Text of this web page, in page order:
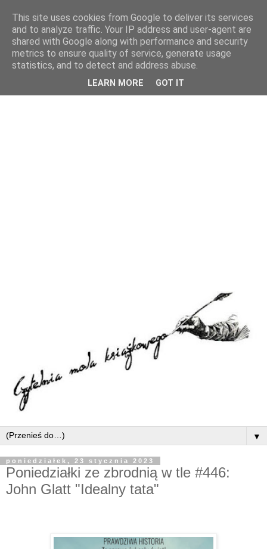
▼
poniedziałek, 23 stycznia 2023
Poniedziałki ze zbrodnią w tle #446:
John Glatt "Idealny tata"
This site uses cookies from Google to deliver its services
and to analyze traffic. Your IP address and user-agent are
shared with Google along with performance and security
metrics to ensure quality of service, generate usage
statistics, and to detect and address abuse.
LEARN MORE GOT IT